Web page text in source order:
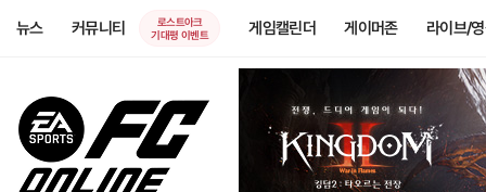
뉴스 커뮤니티
로스트아크
기대평 이벤트
게임캘린더 게이머존 라이브/